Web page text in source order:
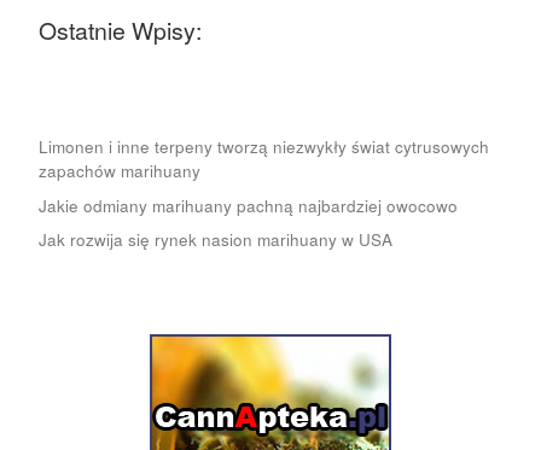
Ostatnie Wpisy:
Limonen i inne terpeny tworzą niezwykły świat cytrusowych
zapachów marihuany
Jakie odmiany marihuany pachną najbardziej owocowo
Jak rozwija się rynek nasion marihuany w USA